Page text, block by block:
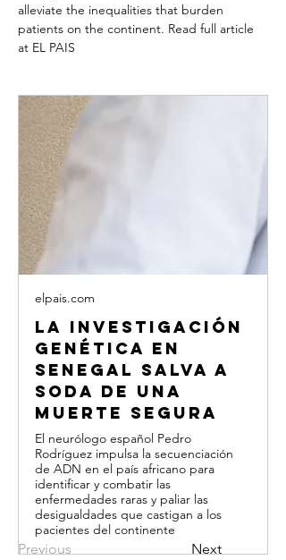
Previous Next
alleviate the inequalities that burden
patients on the continent. Read full article
at EL PAIS
elpais.com
La investigación
genética en
Senegal salva a
Soda de una
muerte segura
El neurólogo español Pedro
Rodríguez impulsa la secuenciación
de ADN en el país africano para
identificar y combatir las
enfermedades raras y paliar las
desigualdades que castigan a los
pacientes del continente